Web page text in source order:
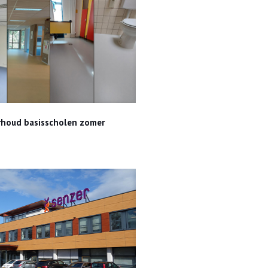
basisscholen zomer 2023
basisscholen zomer